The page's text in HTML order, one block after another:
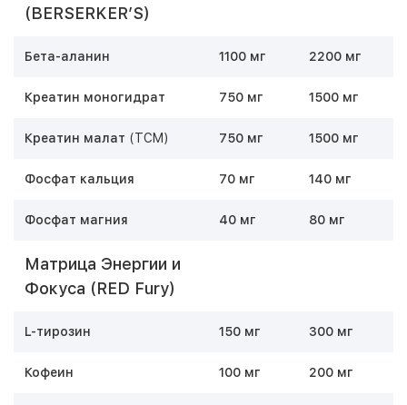
(BERSERKER’S)
Бета-аланин 1100 мг 2200 мг
Креатин моногидрат 750 мг 1500 мг
Креатин малат (TCM) 750 мг 1500 мг
Фосфат кальция 70 мг 140 мг
Фосфат магния 40 мг 80 мг
Матрица Энергии и
Фокуса (RED Fury)
L-тирозин 150 мг 300 мг
Кофеин 100 мг 200 мг